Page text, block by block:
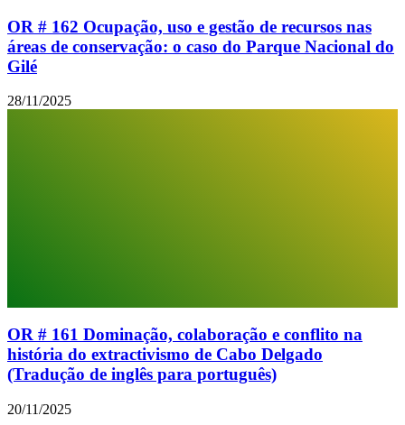
OR # 162 Ocupação, uso e gestão de recursos nas
áreas de conservação: o caso do Parque Nacional do
Gilé
28/11/2025
OR # 161 Dominação, colaboração e conflito na
história do extractivismo de Cabo Delgado
(Tradução de inglês para português)
20/11/2025